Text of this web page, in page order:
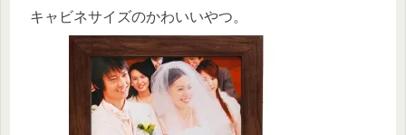
キャビネサイズのかわいいやつ。